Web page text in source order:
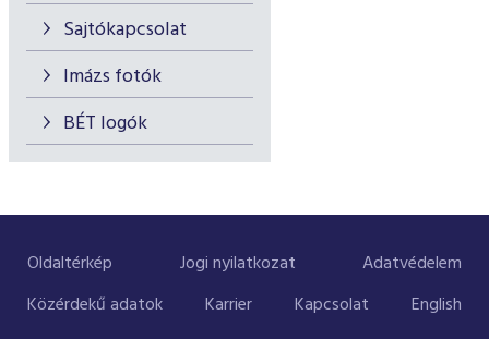
Sajtókapcsolat
Imázs fotók
BÉT logók
Oldaltérkép Jogi nyilatkozat
Adatvédelem
Közérdekű adatok
Karrier Kapcsolat English